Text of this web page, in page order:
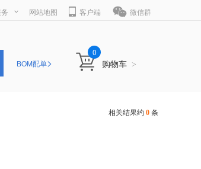
网站地图 客户端 微信群
BOM配单> 购物车 >
0
相关结果约 0 条